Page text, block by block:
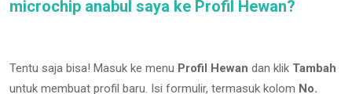
microchip anabul saya ke Profil Hewan?
Tentu saja bisa! Masuk ke menu Profil Hewan dan klik Tambah
untuk membuat profil baru. Isi formulir, termasuk kolom No.